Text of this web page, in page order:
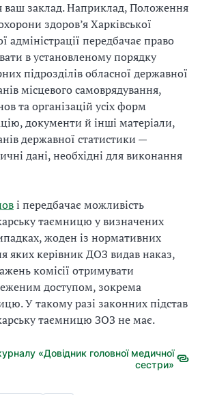
ваш заклад. Наприклад, Положення
здоров’я Харківської
адміністрації передбачає право
в установленому порядку
підрозділів обласної державної
місцевого самоврядування,
та організацій усіх форм
документи й інші матеріали,
державної статистики —
дані, необхідні для виконання
і передбачає можливість
таємницю у визначених
жоден із нормативних
яких керівник ДОЗ видав наказ,
комісії отримувати
доступом, зокрема
У такому разі законних підстав
таємницю ЗОЗ не має.
«Довідник головної медичної
сестри»